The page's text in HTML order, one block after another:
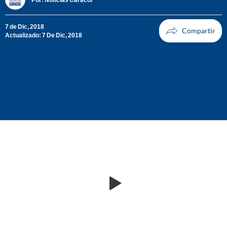
7 de Dic, 2018
Actualizado: 7 De Dic, 2018